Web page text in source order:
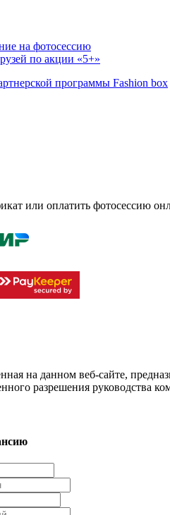
на фотосессию
по акции «5+»
программы Fashion box
или оплатить фотосессию
на данном веб-сайте,
разрешения руководства